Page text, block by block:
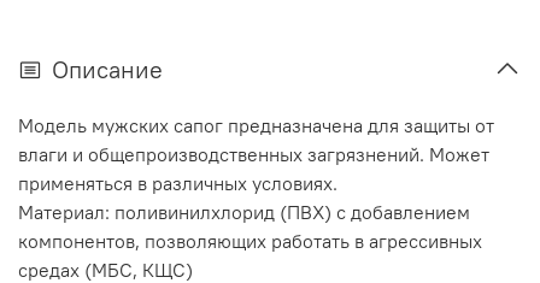
Описание
Модель мужских сапог предназначена для защиты от
влаги и общепроизводственных загрязнений. Может
применяться в различных условиях.
Материал: поливинилхлорид (ПВХ) с добавлением
компонентов, позволяющих работать в агрессивных
средах (МБС, КЩС)